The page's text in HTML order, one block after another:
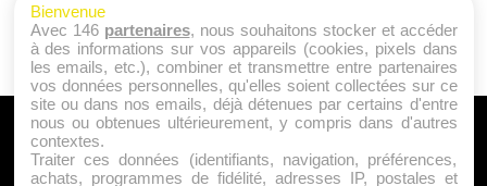
A PROPOS
Qui sommes nous ?
Bienvenue
Avec 146 partenaires, nous souhaitons stocker et accéder
à des informations sur vos appareils (cookies, pixels dans
les emails, etc.), combiner et transmettre entre partenaires
vos données personnelles, qu'elles soient collectées sur ce
site ou dans nos emails, déjà détenues par certains d'entre
nous ou obtenues ultérieurement, y compris dans d'autres
contextes.
Traiter ces données (identifiants, navigation, préférences,
achats, programmes de fidélité, adresses IP, postales et